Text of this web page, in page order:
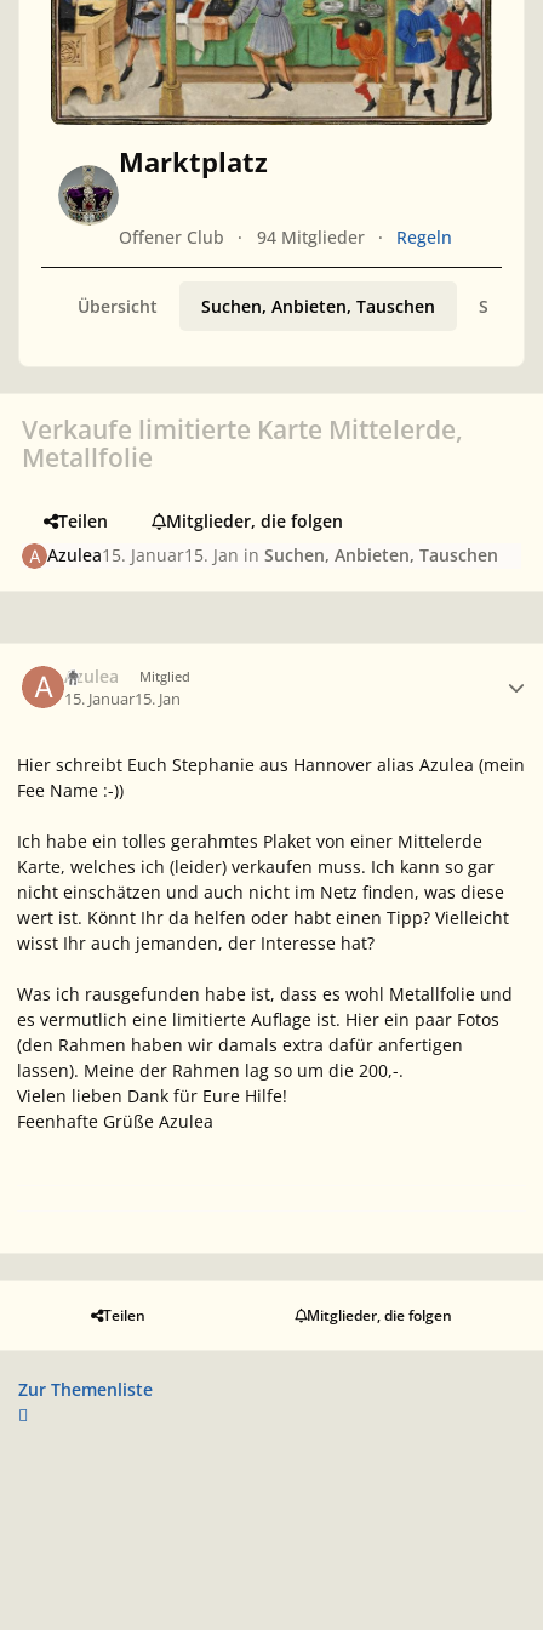
Marktplatz
Offener Club 94 Mitglieder Regeln
Übersicht Suchen, Anbieten, Tauschen
Verkaufe limitierte Karte Mittelerde,
Metallfolie
Teilen
Mitglieder, die folgen
Azulea15. Januar15. Jan inSuchen, Anbieten, Tauschen
Azulea Mitglied
15. Januar15. Jan
Hier schreibt Euch Stephanie aus Hannover alias Azulea (mein
Fee Name :-))
Ich habe ein tolles gerahmtes Plaket von einer Mittelerde
Karte, welches ich (leider) verkaufen muss. Ich kann so gar
nicht einschätzen und auch nicht im Netz finden, was diese
wert ist. Könnt Ihr da helfen oder habt einen Tipp? Vielleicht
wisst Ihr auch jemanden, der Interesse hat?
Was ich rausgefunden habe ist, dass es wohl Metallfolie und
es vermutlich eine limitierte Auflage ist. Hier ein paar Fotos
(den Rahmen haben wir damals extra dafür anfertigen
lassen). Meine der Rahmen lag so um die 200,-.
Vielen lieben Dank für Eure Hilfe!
Feenhafte Grüße Azulea
Teilen Mitglieder, die folgen
Zur Themenliste